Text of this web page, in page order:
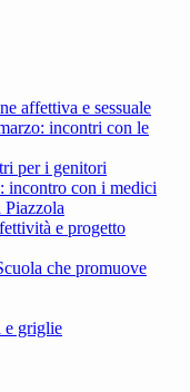
affettiva e sessuale
incontri con le
per i genitori
incontro con i medici
e progetto
che promuove
e griglie